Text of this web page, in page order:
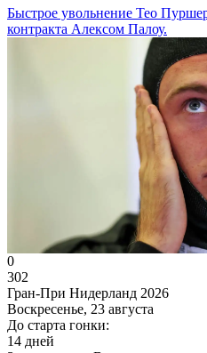
Быстрое увольнение Тео
контракта Алексом Палоу.
0
302
Гран-При Нидерланд 2026
Воскресенье, 23 августа
До старта гонки:
14 дней